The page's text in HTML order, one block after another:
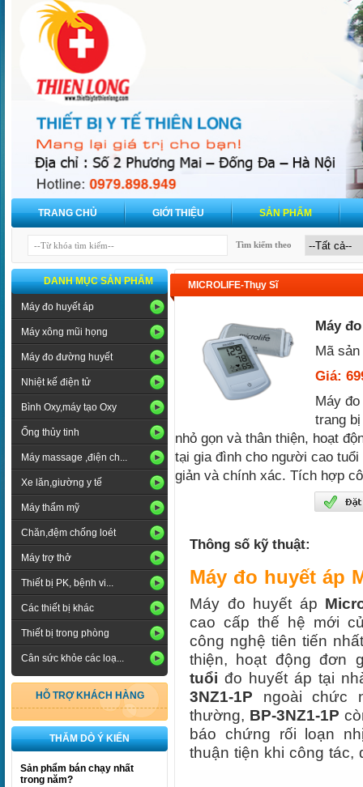
TRANG CHỦ GIỚI THIỆU SẢN PHẨM
Tìm kiếm theo
DANH MỤC SẢN PHẨM
Máy đo huyết áp
Máy xông mũi họng
Máy đo đường huyết
Nhiệt kế điện tử
Bình Oxy,máy tạo Oxy
Ống thủy tinh
Máy massage ,điện ch...
Xe lăn,giường y tế
Máy thẩm mỹ
Chăn,đệm chống loét
Máy trợ thở
Thiết bị PK, bệnh vi...
Các thiết bị khác
Thiết bị trong phòng
Cân sức khỏe các loạ...
HỖ TRỢ KHÁCH HÀNG
THĂM DÒ Ý KIẾN
Sản phẩm bán chạy nhất
trong năm?
MICROLIFE-Thụy Sĩ
Máy
Mã
Giá:
Máy
trang
nhỏ gọn và thân thiện, hoạt
tại gia đình cho người cao
giản và chính xác. Tích hợp
Thông số kỹ thuật:
Máy đo huyết áp
Máy đo huyết áp
cao cấp thế hệ mới
công nghệ tiên tiến
thiện, hoạt động đơn
tuổi đo huyết áp tại
3NZ1-1P ngoài chức
thường, BP-3NZ1-1P
báo chứng rối loạn
thuận tiện khi công tác,